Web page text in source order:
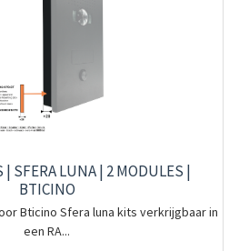
| SFERA LUNA | 2 MODULES |
BTICINO
Bticino Sfera luna kits verkrijgbaar in
een RA...